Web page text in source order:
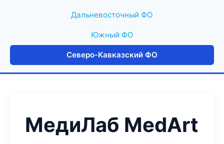
Дальневосточный ФО
Южный ФО
Северо-Кавказский ФО
МедиЛаб MedArt